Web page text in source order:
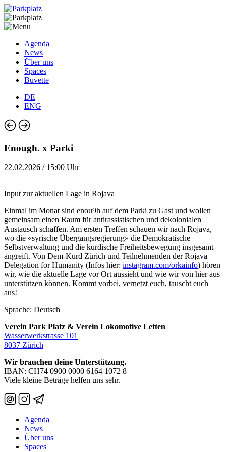
Agenda
News
Über uns
Spaces
Buvette
DE
ENG
Enough. x Parki
22.02.2026 / 15:00 Uhr
Input zur aktuellen Lage in Rojava
Einmal im Monat sind enou9h auf dem Parki zu Gast und wollen
gemeinsam einen Raum für antirassistischen und dekolonialen
Austausch schaffen. Am ersten Treffen schauen wir nach Rojava,
wo die «syrische Übergangsregierung» die Demokratische
Selbstverwaltung und die kurdische Freiheitsbewegung insgesamt
angreift. Von Dem-Kurd Zürich und Teilnehmenden der Rojava
Delegation for Humanity (Infos hier: instagram.com/orkainfo) hören
wir, wie die aktuelle Lage vor Ort aussieht und wie wir von hier aus
unterstützen können. Kommt vorbei, vernetzt euch, tauscht euch
aus!
Sprache: Deutsch
Verein Park Platz & Verein Lokomotive Letten
Wasserwerkstrasse 101
8037 Zürich
Wir brauchen deine Unterstützung.
IBAN: CH74 0900 0000 6164 1072 8
Viele kleine Beträge helfen uns sehr.
Agenda
News
Über uns
Spaces